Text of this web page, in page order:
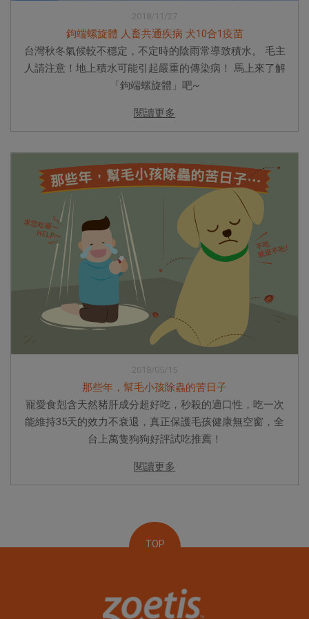
2018/11/27
鉤端螺旋體 人畜共通疾病 犬10合1疫苗
台灣秋冬氣候較不穩定，不定時的陰雨常導致積水。 毛主
人請注意！地上積水可能引起嚴重的傳染病！ 馬上來了解
「鉤端螺旋體」吧~
閱讀更多
2018/05/15
那些年，幫毛小孩除蟲的苦日子
寵愛食剋含天然豬肝成分超好吃，秒殺的適口性，吃一次
能維持35天的效力不衰退，真正保護毛孩健康無空窗，全
台上萬隻狗狗好評試吃推薦！
閱讀更多
TOP